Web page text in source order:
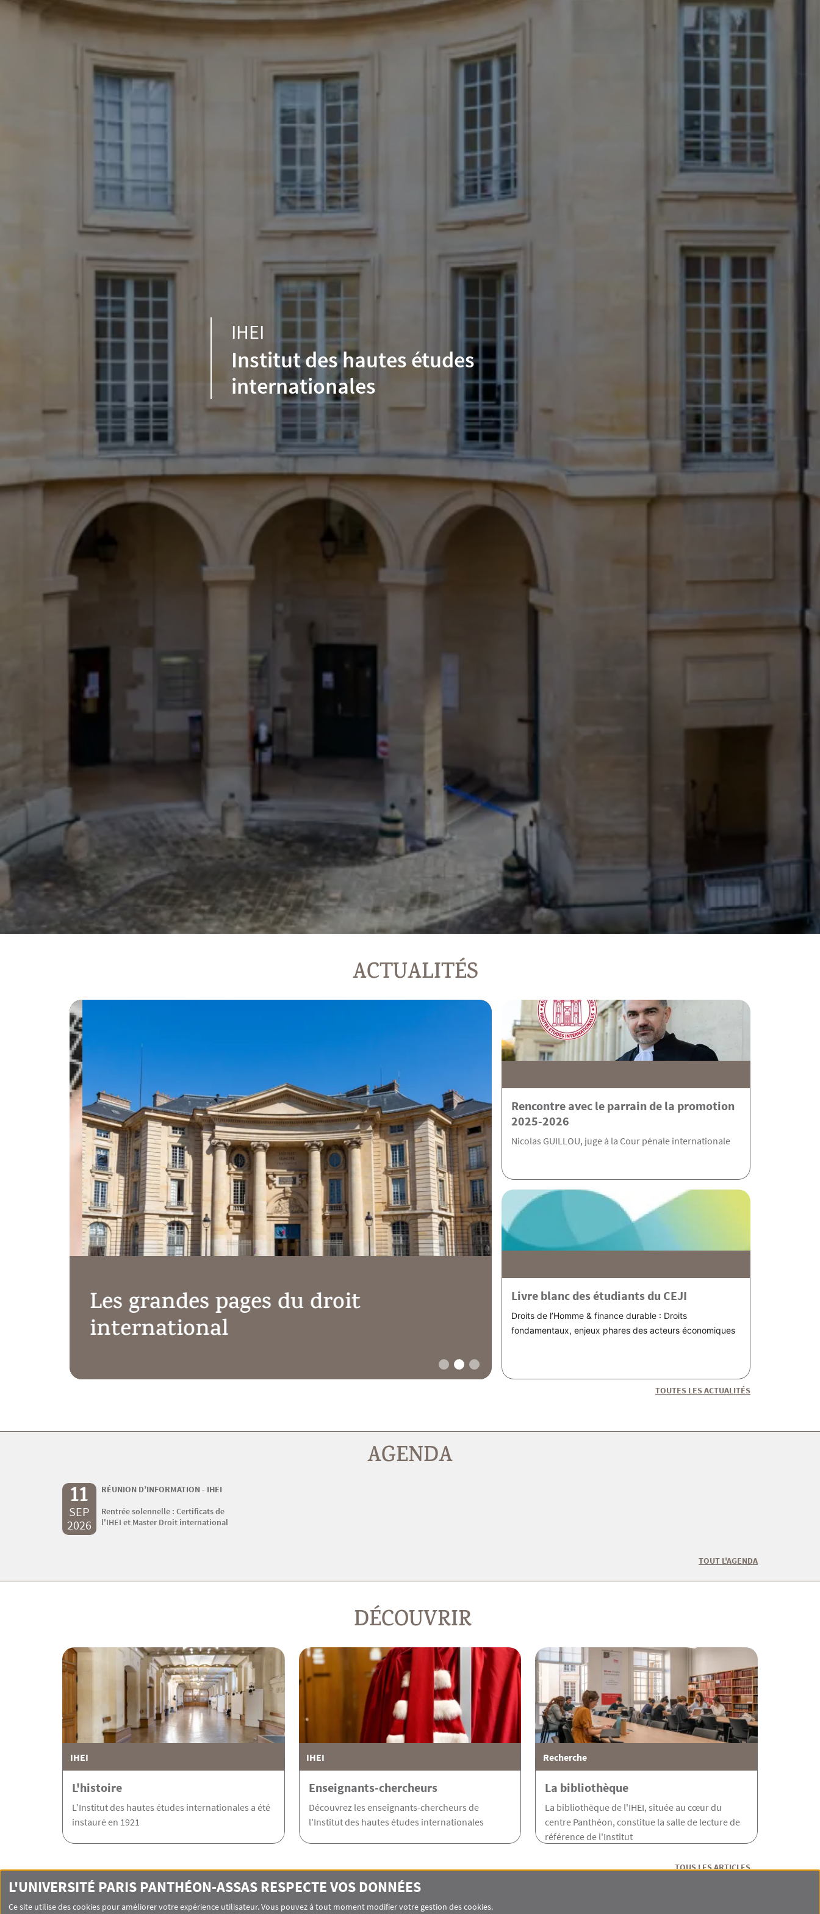
IHEI
Institut des hautes études
internationales
ACTUALITÉS
Les grandes pages du droit
international Les cliniques juridiques de
Rencontre avec le parrain de la promotion
2025-2026
Nicolas GUILLOU, juge à la Cour pénale internationale
Livre blanc des étudiants du CEJI
Droits de l’Homme & finance durable : Droits
fondamentaux, enjeux phares des acteurs économiques
TOUTES LES ACTUALITÉS
AGENDA
11
SEP
2026
RÉUNION D’INFORMATION - IHEI
Rentrée solennelle : Certificats de
l'IHEI et Master Droit international
TOUT L'AGENDA
DÉCOUVRIR
IHEI
L'histoire
L’Institut des hautes études internationales a été
instauré en 1921
IHEI
Enseignants-chercheurs
Découvrez les enseignants-chercheurs de
l'Institut des hautes études internationales
Recherche
La bibliothèque
La bibliothèque de l'IHEI, située au cœur du
centre Panthéon, constitue la salle de lecture de
référence de l'Institut
TOUS LES ARTICLES
L'UNIVERSITÉ PARIS PANTHÉON-ASSAS RESPECTE VOS DONNÉES
Ce site utilise des cookies pour améliorer votre expérience utilisateur. Vous pouvez à tout moment modifier votre gestion des cookies.